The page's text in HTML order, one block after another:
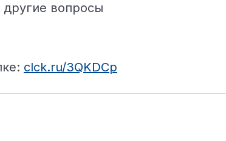
вопросы
clck.ru/3QKDCp